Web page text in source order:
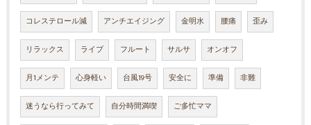
コレステロール減 アンチエイジング 金明水 腰痛 歪み
リラックス ライブ フルート サルサ オンオフ
月1メンテ 心身軽い 台風19号 安全に 準備 非難
迷うなら行ってみて 自分時間満喫 ご多忙ママ